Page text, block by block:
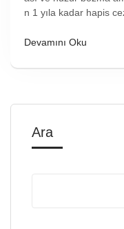
n 1 yıla kadar hapis
Devamını Oku
Ara